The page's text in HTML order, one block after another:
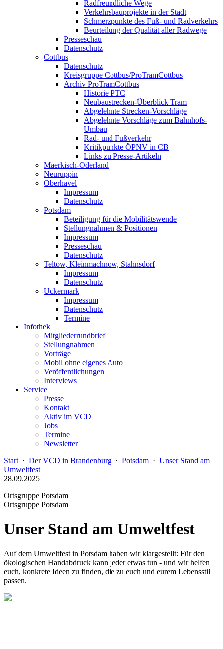
Radfreundliche Wege
Verkehrsbauprojekte in der Stadt
Schmerzpunkte des Fuß- und Radverkehrs
Beurteilung der Qualität aller Radwege
Presseschau
Datenschutz
Cottbus
Datenschutz
Kreisgruppe Cottbus/ProTramCottbus
Archiv ProTramCottbus
Historie PTC
Neubaustrecken-Überblick Tram
Abgelehnte Strecken-Vorschläge
Abgelehnte Vorschläge zum Bahnhofs-
Umbau
Rad- und Fußverkehr
Kritikpunkte ÖPNV in CB
Links zu Presse-Artikeln
Maerkisch-Oderland
Neuruppin
Oberhavel
Impressum
Datenschutz
Potsdam
Beteiligung für die Mobilitätswende
Stellungnahmen & Positionen
Impressum
Presseschau
Datenschutz
Teltow, Kleinmachnow, Stahnsdorf
Impressum
Datenschutz
Uckermark
Impressum
Datenschutz
Termine
Infothek
Mitgliederrundbrief
Stellungnahmen
Vorträge
Mobil ohne eigenes Auto
Veröffentlichungen
Interviews
Service
Presse
Kontakt
Aktiv im VCD
Jobs
Termine
Newsletter
Start · Der VCD in Brandenburg · Potsdam · Unser Stand am
Umweltfest
28.09.2025
Ortsgruppe Potsdam
Ortsgruppe Potsdam
Unser Stand am Umweltfest
Auf dem Umweltfest in Potsdam haben wir klargestellt: Für den
ökologischen Handabdruck kann jeder etwas tun - und wir helfen
euch, konkrete Ideen zu finden, die zu euch und eurem Lebensstil
passen.